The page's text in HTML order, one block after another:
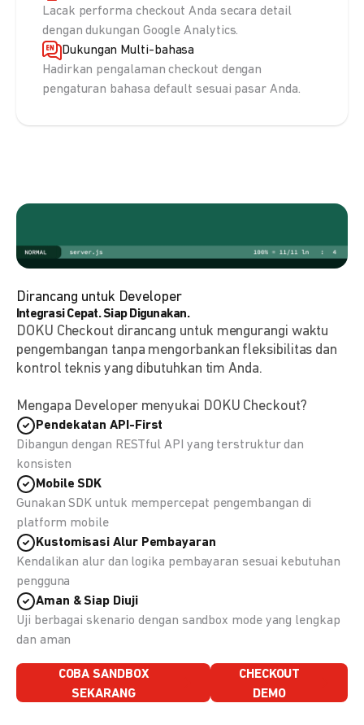
Lacak performa checkout Anda secara detail
dengan dukungan Google Analytics.
Dukungan Multi-bahasa
Hadirkan pengalaman checkout dengan
pengaturan bahasa default sesuai pasar Anda.
Dirancang untuk Developer
Integrasi Cepat. Siap Digunakan.
DOKU Checkout dirancang untuk mengurangi waktu
pengembangan tanpa mengorbankan fleksibilitas dan
kontrol teknis yang dibutuhkan tim Anda.
Mengapa Developer menyukai DOKU Checkout?
Pendekatan API-First
Dibangun dengan RESTful API yang terstruktur dan
konsisten
Mobile SDK
Gunakan SDK untuk mempercepat pengembangan di
platform mobile
Kustomisasi Alur Pembayaran
Kendalikan alur dan logika pembayaran sesuai kebutuhan
pengguna
Aman & Siap Diuji
Uji berbagai skenario dengan sandbox mode yang lengkap
dan aman
COBA SANDBOX
SEKARANG
CHECKOUT
DEMO